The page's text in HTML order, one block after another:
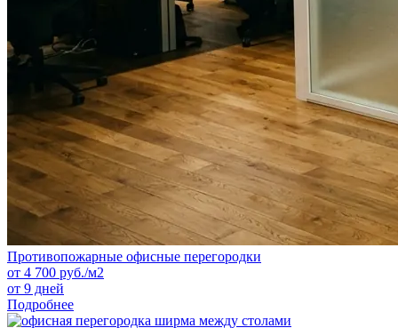
Противопожарные офисные перегородки
от 4 700 руб./м2
от 9 дней
Подробнее